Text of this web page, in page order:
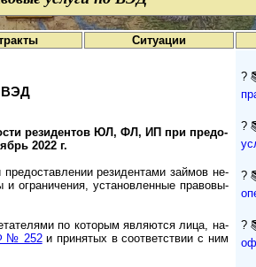
Ситуации
ВЭД
ре­зи­ден­тов ЮЛ, ФЛ, ИП при пре­до­
2022 г.
предо­став­лении рези­ден­тами займов не­
ограни­чения, уста­нов­ленные пра­во­вы­
по кото­рым явля­ются лица, на­
№ 252и приня­тых в соот­вет­ствии с ним
?
?
?
?